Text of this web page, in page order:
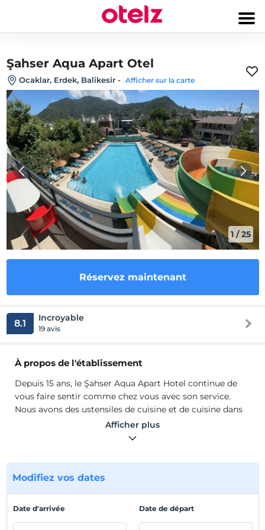
Şahser Aqua Apart Otel
Ocaklar, Erdek, Balikesir - Afficher sur la carte
1 /25
Réservez maintenant
8.1 Incroyable
19 avis
À propos de l'établissement
Depuis 15 ans, le Şahser Aqua Apart Hotel continue de
vous faire sentir comme chez vous avec son service.
Nous avons des ustensiles de cuisine et de cuisine dans
toutes les chambres de notre hôtel. De plus, nous avons
la télévision, la climatisation, un mini-réfrigérateur, de
Chaque chambre dispose d'un balcon et vous pouvez
faire un barbecue sur les balcons.
Nous avons des ustensiles de cuisine et de cuisine dans
toutes les chambres de notre hôtel. De plus, nous avons
Afficher plus
Modifiez vos dates
Date d'arrivée Date de départ